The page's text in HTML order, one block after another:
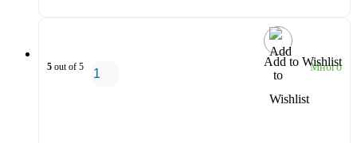
Add to Wishlist
5 out of 5 Много